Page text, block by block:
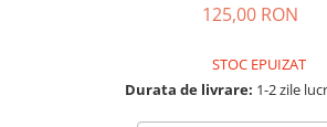
125,00 RON
STOC EPUIZAT
Durata de livrare: 1-2 zile